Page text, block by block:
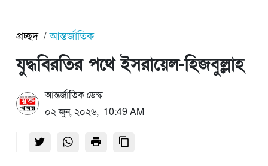
প্রচ্ছদ আন্তর্জাতিক
যুদ্ধবিরতির পথে ইসরায়েল-হিজবুল্লাহ
আন্তর্জাতিক ডেস্ক
০২ জুন, ২০২৬, 10:49 AM